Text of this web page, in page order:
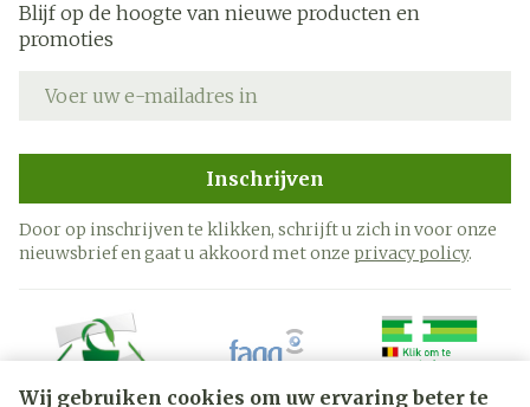
Wij gebruiken cookies om uw ervaring beter te
Blijf op de hoogte van nieuwe producten en
promoties
Inschrijven
Door op inschrijven te klikken, schrijft u zich in voor onze
nieuwsbrief en gaat u akkoord met onze privacy policy.